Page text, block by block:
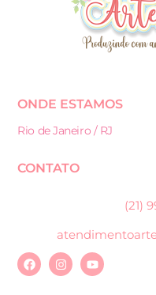
ONDE ESTAMOS
Rio de Janeiro / RJ
CONTATO
(21)